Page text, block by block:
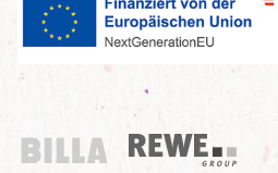
Billa
REWE Group